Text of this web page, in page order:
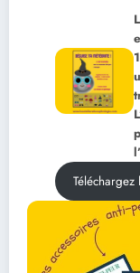
Téléchargez